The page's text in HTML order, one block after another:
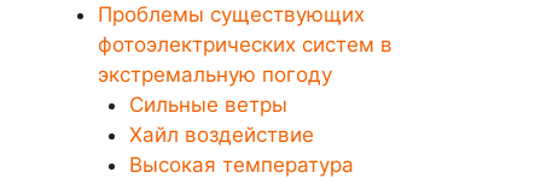
Проблемы существующих
фотоэлектрических систем в
экстремальную погоду
Сильные ветры
Хайл воздействие
Высокая температура